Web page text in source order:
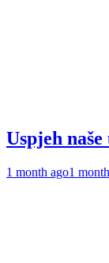
Uspjeh
1 month ago1